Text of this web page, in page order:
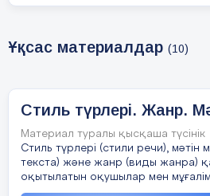
Ұқсас материалдар (10)
Стиль түрлері. Жанр.
Материал туралы қысқаша түсінік
Стиль түрлері (стили речи), мәтін
текста) және жанр (виды жанра)
оқытылатын оқушылар мен